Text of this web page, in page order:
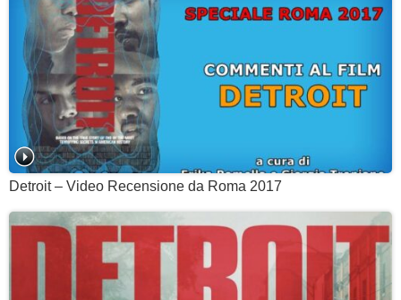
Detroit – Video Recensione da Roma 2017